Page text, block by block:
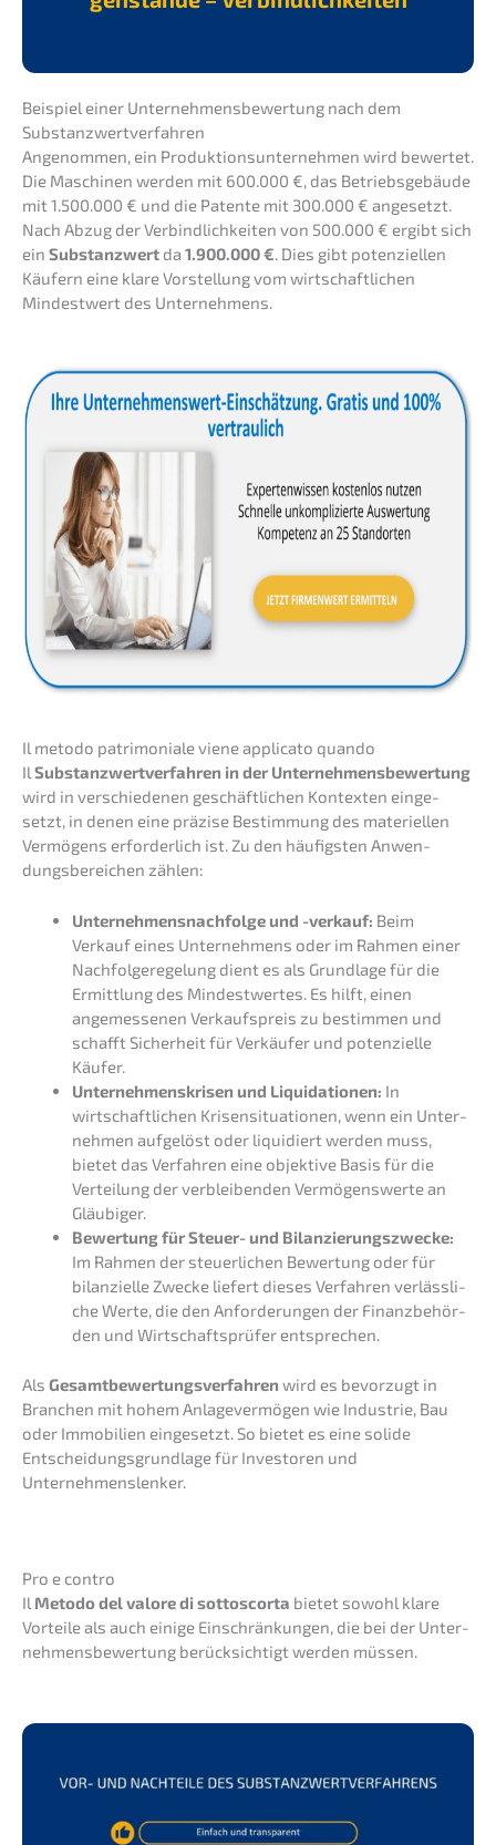
Beispiel einer Unter­neh­mens­be­wer­tung nach dem
Substanzwertverfahren
Angenom­men, ein Produk­ti­ons­un­ter­neh­men wird bewer­tet.
Die Maschi­nen werden mit 600.000 €, das Betriebs­ge­bäu­de
mit 1.500.000 € und die Paten­te mit 300.000 € angesetzt.
Nach Abzug der Verbind­lich­kei­ten von 500.000 € ergibt sich
ein Substanz­wert da 1.900.000 €. Dies gibt poten­zi­el­len
Käufern eine klare Vorstel­lung vom wirtschaft­li­chen
Mindest­wert des Unternehmens.
Il metodo patri­mo­nia­le viene appli­ca­to quando
Il Substanz­wert­ver­fah­ren in der Unter­neh­mens­be­wer­tung
wird in verschie­de­nen geschäft­li­chen Kontex­ten einge­
setzt, in denen eine präzi­se Bestim­mung des materi­el­len
Vermö­gens erfor­der­lich ist. Zu den häufigs­ten Anwen­
dungs­be­rei­chen zählen:
Unternehmens­nachfolge und -verkauf: Beim
Verkauf eines Unter­neh­mens oder im Rahmen einer
Nachfol­ge­re­ge­lung dient es als Grund­la­ge für die
Ermitt­lung des Mindest­wer­tes. Es hilft, einen
angemes­se­nen Verkaufs­preis zu bestim­men und
schafft Sicher­heit für Verkäu­fer und poten­zi­el­le
Käufer.
Unter­neh­mens­kri­sen und Liqui­da­tio­nen: In
wirtschaft­li­chen Krisen­si­tua­tio­nen, wenn ein Unter­
neh­men aufge­löst oder liqui­diert werden muss,
bietet das Verfah­ren eine objek­ti­ve Basis für die
Vertei­lung der verblei­ben­den Vermö­gens­wer­te an
Gläubiger.
Bewer­tung für Steuer- und Bilan­zie­rungs­zwe­cke:
Im Rahmen der steuer­li­chen Bewer­tung oder für
bilan­zi­el­le Zwecke liefert dieses Verfah­ren verläss­li­
che Werte, die den Anfor­de­run­gen der Finanz­be­hör­
den und Wirtschafts­prü­fer entsprechen.
Als Gesamt­be­wer­tungs­ver­fah­ren wird es bevor­zugt in
Branchen mit hohem Anlage­ver­mö­gen wie Indus­trie, Bau
oder Immobi­li­en einge­setzt. So bietet es eine solide
Entschei­dungs­grund­la­ge für Inves­to­ren und
Unternehmenslenker.
Pro e contro
Il Metodo del valore di sotto­scor­ta bietet sowohl klare
Vortei­le als auch einige Einschrän­kun­gen, die bei der Unter­
neh­mens­be­wer­tung berück­sich­tigt werden müssen.